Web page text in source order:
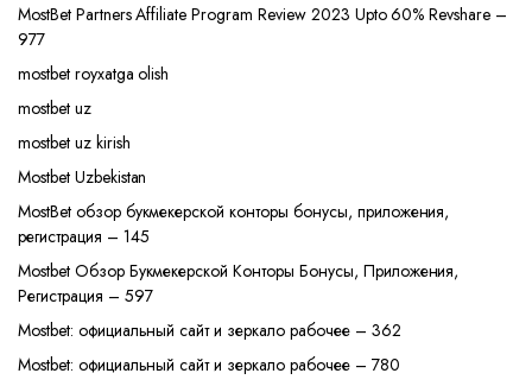
MostBet Partners Affiliate Program Review 2023 Upto 60% Revshare –
977
mostbet royxatga olish
mostbet uz
mostbet uz kirish
Mostbet Uzbekistan
MostBet обзор букмекерской конторы бонусы, приложения,
регистрация – 145
Mostbet Обзор Букмекерской Конторы Бонусы, Приложения,
Регистрация – 597
Mostbet: официальный сайт и зеркало рабочее – 362
Mostbet: официальный сайт и зеркало рабочее – 780